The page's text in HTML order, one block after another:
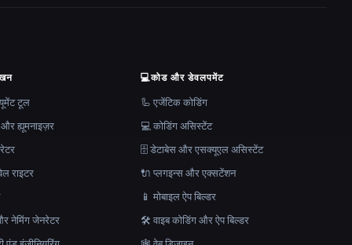
टूल
ह्यूमनाइज़र
राइटर
नेमिंग जेनरेटर
💻कोड और डेवलपमेंट
🦾 एजेंटिक कोडिंग
💻 कोडिंग असिस्टेंट
🗄️ डेटाबेस और एसक्यूएल असिस्टेंट
🔌 प्लगइन्स और एक्सटेंशन
📱 मोबाइल ऐप बिल्डर
🛠️ वाइब कोडिंग और ऐप बिल्डर